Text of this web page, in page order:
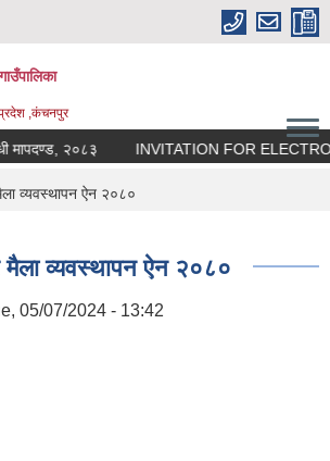
,कंचनपुर
मापदण्ड, २०८३ INVITATION FOR
व्यवस्थापन ऐन २०८०
मैला व्यवस्थापन ऐन २०८०
05/07/2024 - 13:42